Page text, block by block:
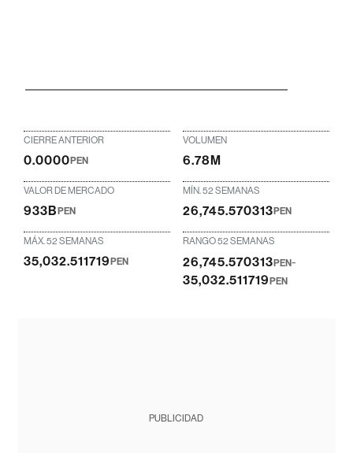
CIERRE ANTERIOR
0.0000PEN
VOLUMEN
6.78M
VALOR DE MERCADO
933BPEN
MÍN. 52 SEMANAS
26,745.570313PEN
MÁX. 52 SEMANAS
35,032.511719PEN
RANGO 52 SEMANAS
26,745.570313 PEN-
35,032.511719 PEN
PUBLICIDAD